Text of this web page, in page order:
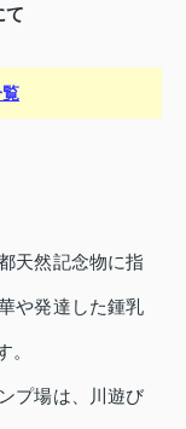
て
天然記念物に指
や発達した鍾乳
。
プ場は、川遊び